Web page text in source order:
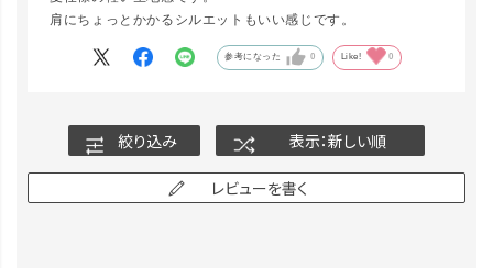
肩にちょっとかかるシルエットもいい感じです。
参考になった 0 Like! 0
絞り込み 表示：新しい順
レビューを書く